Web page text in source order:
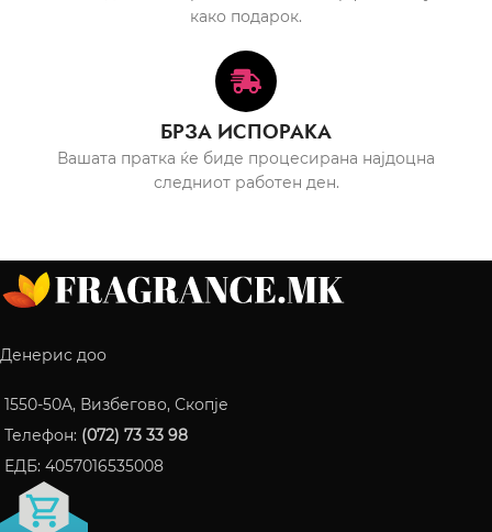
како подарок.
БРЗА ИСПОРАКА
Вашата пратка ќе биде процесирана најдоцна
следниот работен ден.
Денерис доо
1550-50A, Визбегово, Скопје
Телефон: (072) 73 33 98
ЕДБ: 4057016535008